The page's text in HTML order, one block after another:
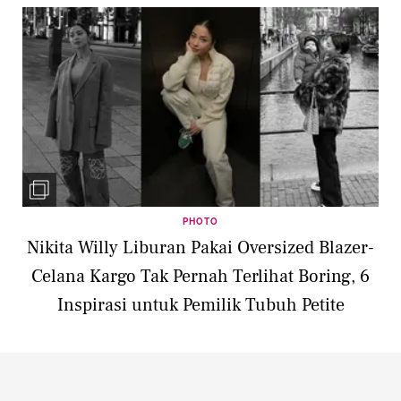
PHOTO
Nikita Willy Liburan Pakai Oversized Blazer-
Celana Kargo Tak Pernah Terlihat Boring, 6
Inspirasi untuk Pemilik Tubuh Petite